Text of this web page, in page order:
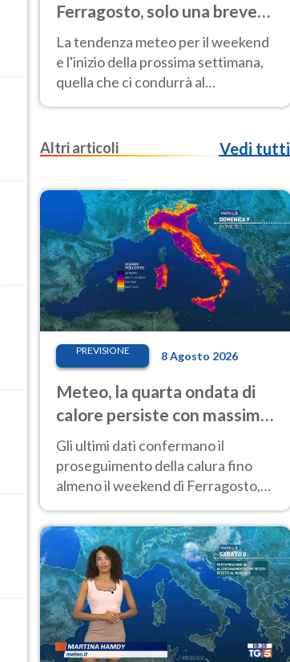
Ferragosto, solo una breve
pausa. Ecco dove
La tendenza meteo per il weekend
e l'inizio della prossima settimana,
quella che ci condurrà al
Ferragosto, vede ancora
Altri articoli
Vedi tutti
PREVISIONE 8 Agosto 2026
Meteo, la quarta ondata di
calore persiste con massime
sempre molto elevate
Gli ultimi dati confermano il
proseguimento della calura fino
almeno il weekend di Ferragosto,
intensificazione prossima
settimana